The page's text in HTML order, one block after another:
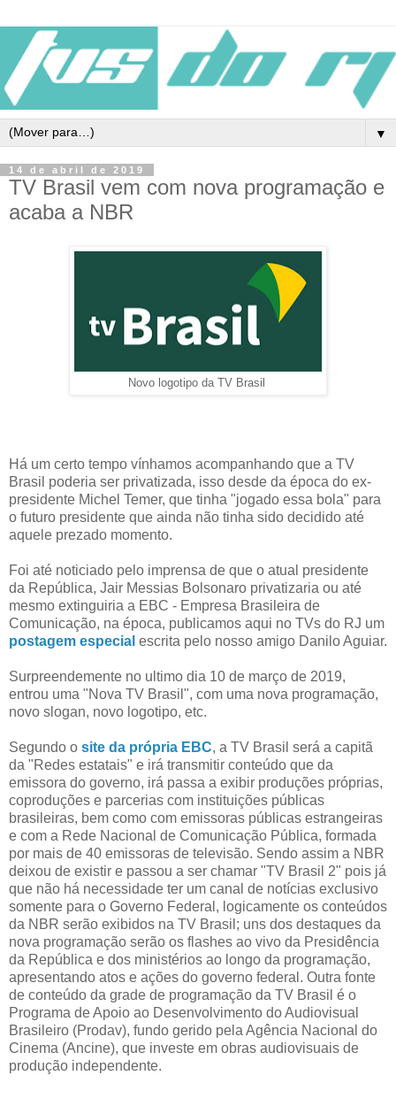
▼
14 de abril de 2019
TV Brasil vem com nova programação e
acaba a NBR
Novo logotipo da TV Brasil
Há um certo tempo vínhamos acompanhando que a TV
Brasil poderia ser privatizada, isso desde da época do ex-
presidente Michel Temer, que tinha "jogado essa bola" para
o futuro presidente que ainda não tinha sido decidido até
aquele prezado momento.
Foi até noticiado pelo imprensa de que o atual presidente
da República, Jair Messias Bolsonaro privatizaria ou até
mesmo extinguiria a EBC - Empresa Brasileira de
Comunicação, na época, publicamos aqui no TVs do RJ um
postagem especial escrita pelo nosso amigo Danilo Aguiar.
Surpreendemente no ultimo dia 10 de março de 2019,
entrou uma "Nova TV Brasil", com uma nova programação,
novo slogan, novo logotipo, etc.
Segundo o site da própria EBC, a TV Brasil será a capitã
da "Redes estatais" e irá transmitir conteúdo que da
emissora do governo, irá passa a exibir produções próprias,
coproduções e parcerias com instituições públicas
brasileiras, bem como com emissoras públicas estrangeiras
e com a Rede Nacional de Comunicação Pública, formada
por mais de 40 emissoras de televisão. Sendo assim a NBR
deixou de existir e passou a ser chamar "TV Brasil 2" pois já
que não há necessidade ter um canal de notícias exclusivo
somente para o Governo Federal, logicamente os conteúdos
da NBR serão exibidos na TV Brasil; uns dos destaques da
nova programação serão os flashes ao vivo da Presidência
da República e dos ministérios ao longo da programação,
apresentando atos e ações do governo federal. Outra fonte
de conteúdo da grade de programação da TV Brasil é o
Programa de Apoio ao Desenvolvimento do Audiovisual
Brasileiro (Prodav), fundo gerido pela Agência Nacional do
Cinema (Ancine), que investe em obras audiovisuais de
produção independente.